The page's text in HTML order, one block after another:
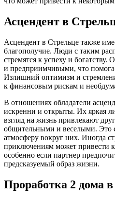
Асцендент в
Асцендент в Стрельце также
благополучие. Люди с таким
стремятся к успеху и
и предприимчивыми, что
Излишний оптимизм и
к финансовым рискам и
В отношениях обладатели
искренни и открыты. Их яркая
взгляд на жизнь привлекают
общительными и веселыми. Это
атмосферу вокруг них. Иногда
приключениям может привести
особенно если партнер
предсказуемый образ жизни.
Проработка 2 дома